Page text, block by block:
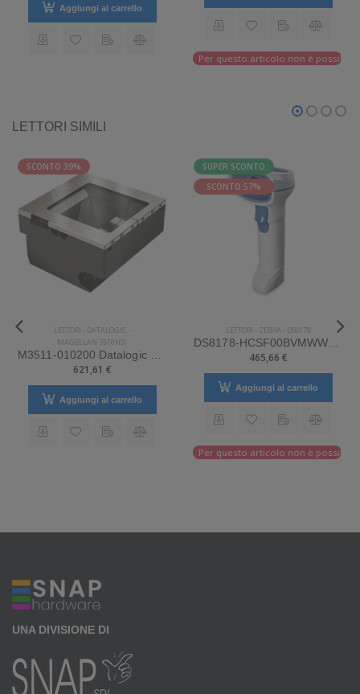
Aggiungi al carrello
Per questo articolo non è
LETTORI SIMILI
SCONTO 39%
LETTORI - DATALOGIC -
MAGELLAN 3510HSI
621,61 €
Aggiungi al carrello
SUPER SCONTO
SCONTO 57%
LETTORI - ZEBRA - DS8178
465,66 €
Aggiungi al carrello
Per questo articolo non è
UNA DIVISIONE DI